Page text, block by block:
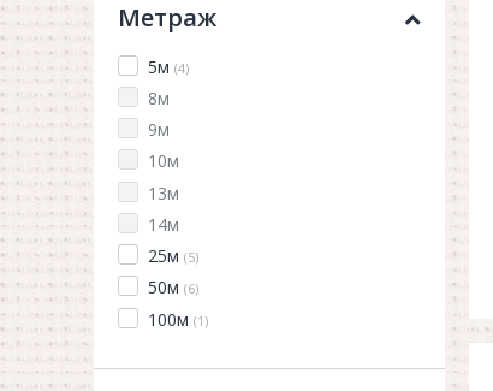
Метраж
5м (4)
8м
9м
10м
13м
14м
25м (5)
50м (6)
100м (1)